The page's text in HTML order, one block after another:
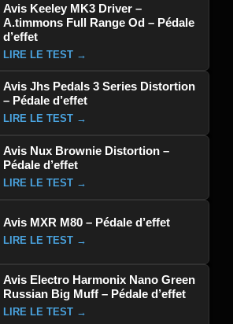
Avis Keeley MK3 Driver –
A.timmons Full Range Od – Pédale
d’effet
LIRE LE TEST →
Avis Jhs Pedals 3 Series Distortion
– Pédale d’effet
LIRE LE TEST →
Avis Nux Brownie Distortion –
Pédale d’effet
LIRE LE TEST →
Avis MXR M80 – Pédale d’effet
LIRE LE TEST →
Avis Electro Harmonix Nano Green
Russian Big Muff – Pédale d’effet
LIRE LE TEST →